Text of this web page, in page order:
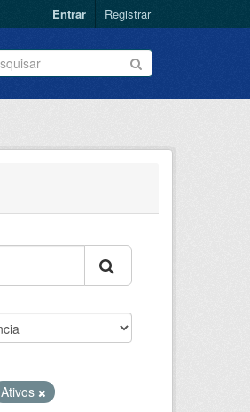
Entrar Registrar
Ativos